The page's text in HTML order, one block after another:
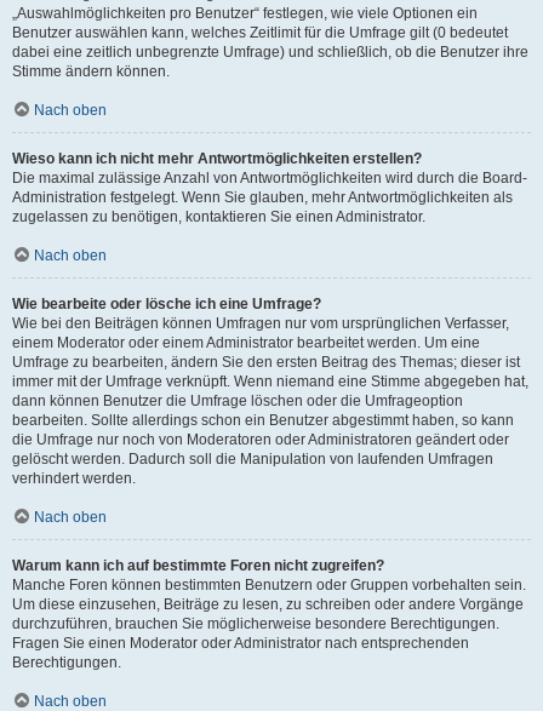
„Auswahlmöglichkeiten pro Benutzer“ festlegen, wie viele Optionen ein
Benutzer auswählen kann, welches Zeitlimit für die Umfrage gilt (0 bedeutet
dabei eine zeitlich unbegrenzte Umfrage) und schließlich, ob die Benutzer ihre
Stimme ändern können.
Nach oben
Wieso kann ich nicht mehr Antwortmöglichkeiten erstellen?
Die maximal zulässige Anzahl von Antwortmöglichkeiten wird durch die Board-
Administration festgelegt. Wenn Sie glauben, mehr Antwortmöglichkeiten als
zugelassen zu benötigen, kontaktieren Sie einen Administrator.
Nach oben
Wie bearbeite oder lösche ich eine Umfrage?
Wie bei den Beiträgen können Umfragen nur vom ursprünglichen Verfasser,
einem Moderator oder einem Administrator bearbeitet werden. Um eine
Umfrage zu bearbeiten, ändern Sie den ersten Beitrag des Themas; dieser ist
immer mit der Umfrage verknüpft. Wenn niemand eine Stimme abgegeben hat,
dann können Benutzer die Umfrage löschen oder die Umfrageoption
bearbeiten. Sollte allerdings schon ein Benutzer abgestimmt haben, so kann
die Umfrage nur noch von Moderatoren oder Administratoren geändert oder
gelöscht werden. Dadurch soll die Manipulation von laufenden Umfragen
verhindert werden.
Nach oben
Warum kann ich auf bestimmte Foren nicht zugreifen?
Manche Foren können bestimmten Benutzern oder Gruppen vorbehalten sein.
Um diese einzusehen, Beiträge zu lesen, zu schreiben oder andere Vorgänge
durchzuführen, brauchen Sie möglicherweise besondere Berechtigungen.
Fragen Sie einen Moderator oder Administrator nach entsprechenden
Berechtigungen.
Nach oben